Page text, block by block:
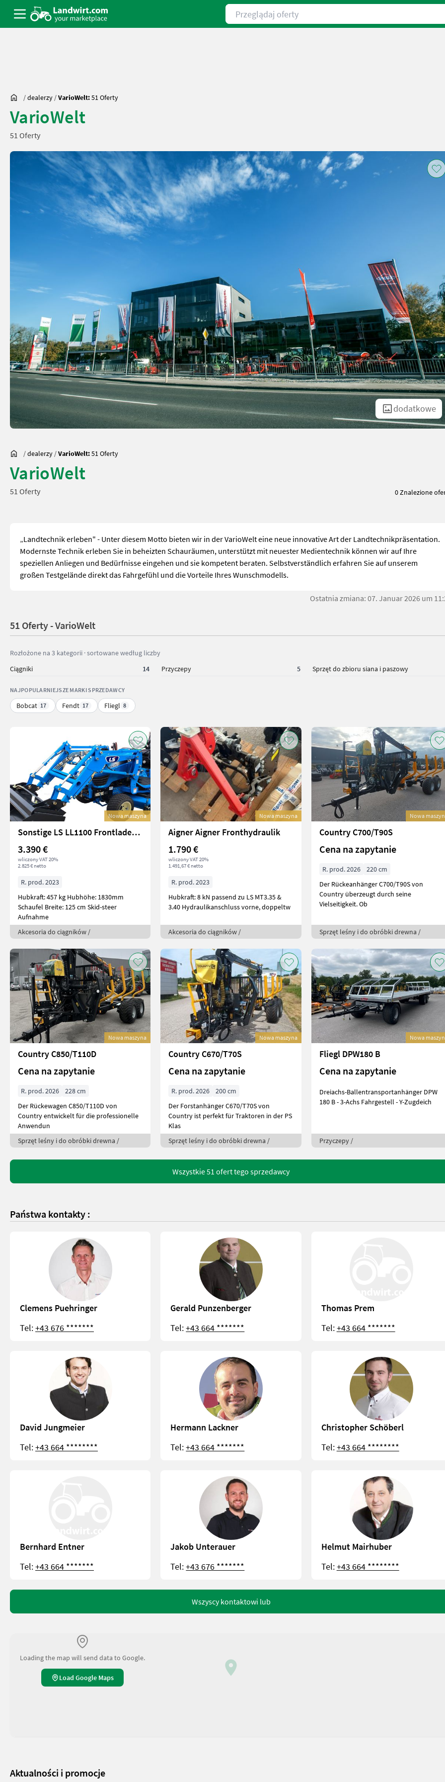
Przeglądaj oferty
/dealerzy /VarioWelt:51 Oferty
VarioWelt
51 Oferty
dodatkowe
/dealerzy /VarioWelt:51 Oferty
VarioWelt
51 Oferty 0 Znalezione
„Landtechnik erleben" - Unter diesem Motto bieten wir in der VarioWelt eine neue innovative Art der Landtechnikpräsentation.
Modernste Technik erleben Sie in beheizten Schauräumen, unterstützt mit neuester Medientechnik können wir auf Ihre
speziellen Anliegen und Bedürfnisse eingehen und sie kompetent beraten. Selbstverständlich erfahren Sie auf unserem
großen Testgelände direkt das Fahrgefühl und die Vorteile Ihres Wunschmodells.
Ostatnia zmiana: 07. Januar 2026 um
51 Oferty - VarioWelt
Rozłożone na 3 kategorii · sortowane według liczby
Ciągniki
14 Przyczepy 5 Sprzęt do zbioru siana i paszowy
NAJPOPULARNIEJSZE MARKI SPRZEDAWCY
Bobcat 17 Fendt 17 Fliegl 8
Nowa maszyna
Sonstige LS LL1100 Frontlader inkl. Schaufel und Konsole
3.390 €
wliczony VAT 20%
2.825 € netto
R. prod. 2023
Hubkraft: 457 kg Hubhöhe: 1830mm
Schaufel Breite: 125 cm Skid-steer
Aufnahme
Akcesoria do ciągników /
Nowa maszyna
Aigner Aigner Fronthydraulik
1.790 €
wliczony VAT 20%
1.491,67 € netto
R. prod. 2023
Hubkraft: 8 kN passend zu LS MT3.35 &
3.40 Hydraulikanschluss vorne, doppeltw
Akcesoria do ciągników /
Nowa
Country C700/T90S
Cena na zapytanie
R. prod. 2026
220 cm
Der Rückeanhänger C700/T90S von
Country überzeugt durch seine
Vielseitigkeit. Ob
Sprzęt leśny i do obróbki drewna /
Nowa maszyna
Country C850/T110D
Cena na zapytanie
R. prod. 2026
228 cm
Der Rückewagen C850/T110D von
Country entwickelt für die professionelle
Anwendun
Sprzęt leśny i do obróbki drewna /
Nowa maszyna
Country C670/T70S
Cena na zapytanie
R. prod. 2026
200 cm
Der Forstanhänger C670/T70S von
Country ist perfekt für Traktoren in der PS
Klas
Sprzęt leśny i do obróbki drewna /
Nowa
Fliegl DPW180 B
Cena na zapytanie
Dreiachs-Ballentransportanhänger DPW
180 B - 3-Achs Fahrgestell - Y-Zugdeich
Przyczepy /
Wszystkie 51 ofert tego sprzedawcy
Państwa kontakty :
Clemens Puehringer
Tel:+43 676 *******
Gerald Punzenberger
Tel:+43 664 *******
Thomas Prem
Tel:+43 664 *******
David Jungmeier
Tel:+43 664 ********
Hermann Lackner
Tel:+43 664 *******
Christopher Schöberl
Tel:+43 664 ********
Bernhard Entner
Tel:+43 664 *******
Jakob Unterauer
Tel:+43 676 *******
Helmut Mairhuber
Tel:+43 664 ********
Wszyscy kontaktowi lub
Loading the map will send data to Google.
Load Google Maps
Aktualności i promocje